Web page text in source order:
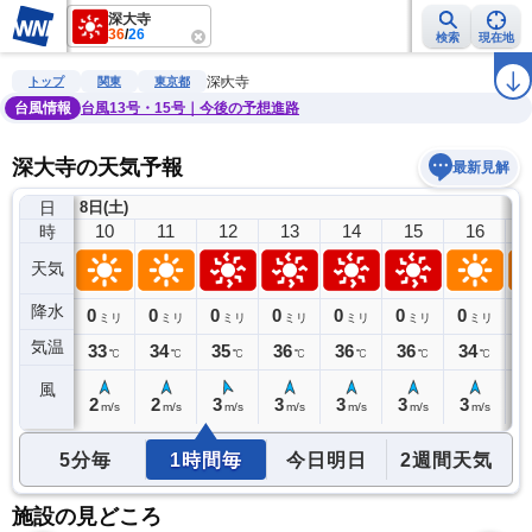
深大寺
36/26 検索 現在地
雨雲レーダー 台風情報 地震情報 ラ
トップ 関東 東京都
深大寺
台風情報
台風13号・15号｜今後の予想進路
深大寺の天気予報 最新見解
日
時
天気
降水
気温
風
8日(土)
9
0ミリ
32℃
10
0 ミリ
33℃
2 m/s
11
0 ミリ
34℃
2 m/s
12
0 ミリ
35℃
3 m/s
13
0 ミリ
36℃
3 m/s
14
0 ミリ
36℃
3 m/s
15
0 ミリ
36℃
3 m/s
16
0 ミリ
34℃
3 m/s
5分毎 1時間毎 今日明日 2週間天気
施設の見どころ